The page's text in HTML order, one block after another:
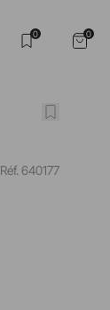
0 0
Réf. 640177